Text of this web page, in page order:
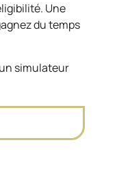
Une
du temps
simulateur